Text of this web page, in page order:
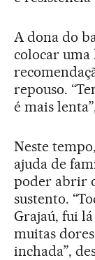
A dona do
colocar uma
repouso.
é mais
Neste
ajuda de
poder abrir
sustento.
Grajaú, fui
muitas
inchada”,